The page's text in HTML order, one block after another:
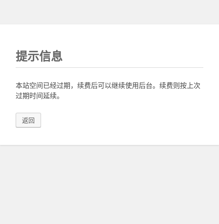
提示信息
本站空间已经过期，续费后可以继续使用后台。续费则按上次
过期时间延续。
返回